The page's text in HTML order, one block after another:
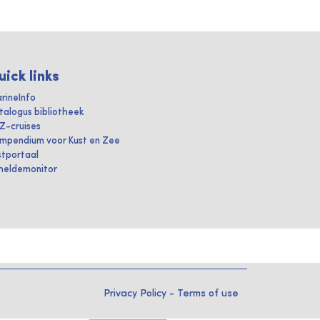
links
bibliotheek
cruises
voor Kust en Zee
Privacy Policy - Terms of use